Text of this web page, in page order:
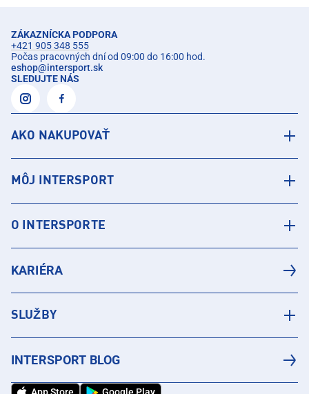
ZÁKAZNÍCKA PODPORA
+421 905 348 555
Počas pracovných dní od 09:00 do 16:00 hod.
eshop@intersport.sk
SLEDUJTE NÁS
AKO NAKUPOVAŤ
MÔJ INTERSPORT
O INTERSPORTE
KARIÉRA
SLUŽBY
INTERSPORT BLOG
App Store Google Play